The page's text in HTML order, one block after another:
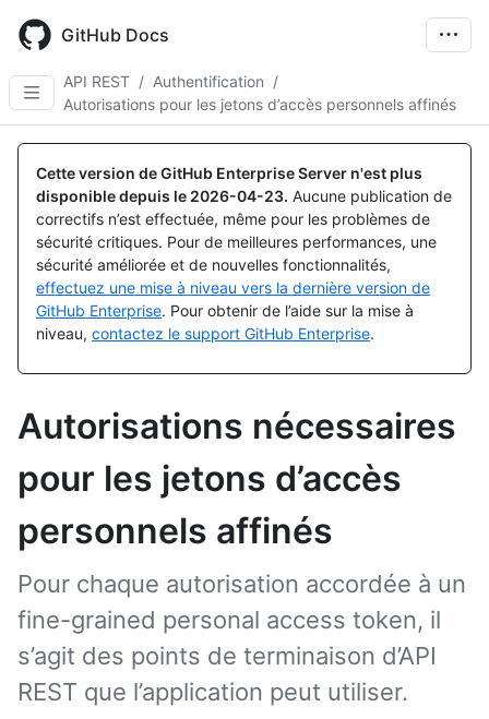
main
content
GitHub Docs
API REST / Authentification /
Autorisations pour les jetons d’accès personnels affinés
Cette version de GitHub Enterprise Server n'est plus
disponible depuis le 2026-04-23. Aucune publication de
correctifs n’est effectuée, même pour les problèmes de
sécurité critiques. Pour de meilleures performances, une
sécurité améliorée et de nouvelles fonctionnalités,
effectuez une mise à niveau vers la dernière version de
GitHub Enterprise. Pour obtenir de l’aide sur la mise à
niveau, contactez le support GitHub Enterprise.
Autorisations nécessaires
pour les jetons d’accès
personnels affinés
Pour chaque autorisation accordée à un
fine-grained personal access token, il
s’agit des points de terminaison d’API
REST que l’application peut utiliser.